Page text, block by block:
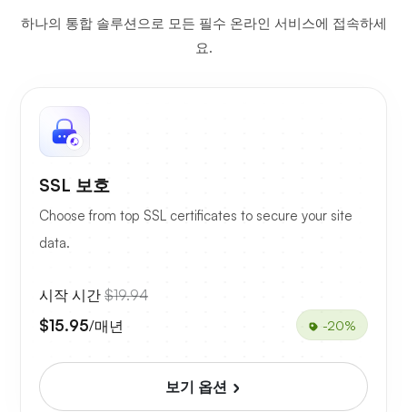
하나의 통합 솔루션으로 모든 필수 온라인 서비스에 접속하세
요.
SSL 보호
Choose from top SSL certificates to secure your site
data.
시작 시간 $19.94
$15.95/매년 -20%
보기 옵션